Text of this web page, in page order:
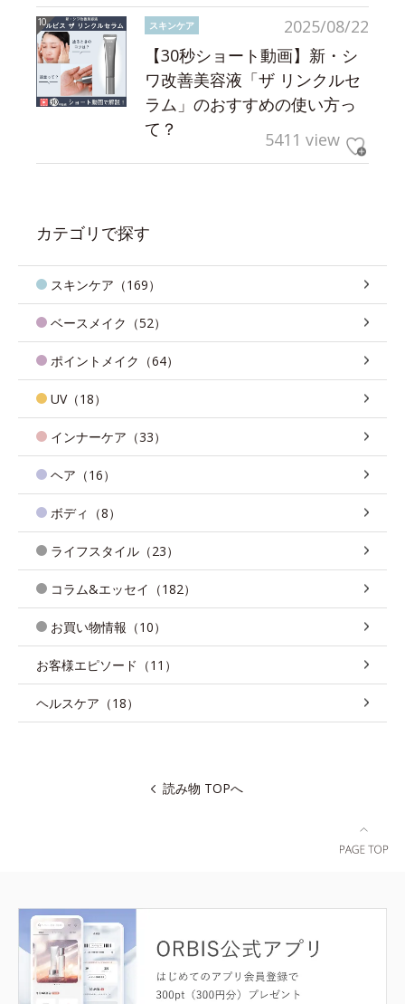
2025/08/22
スキンケア
【30秒ショート動画】新・シ
ワ改善美容液「ザ リンクルセ
ラム」のおすすめの使い方っ
て？
5411 view
カテゴリで探す
スキンケア（169）
ベースメイク（52）
ポイントメイク（64）
UV（18）
インナーケア（33）
ヘア（16）
ボディ（8）
ライフスタイル（23）
コラム&エッセイ（182）
お買い物情報（10）
お客様エピソード（11）
ヘルスケア（18）
読み物 TOPへ